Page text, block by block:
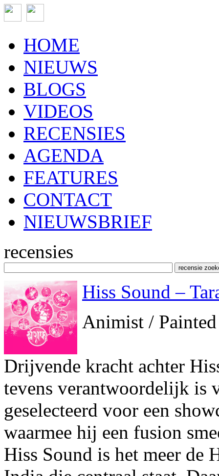
HOME
NIEUWS
BLOGS
VIDEOS
RECENSIES
AGENDA
FEATURES
CONTACT
NIEUWSBRIEF
recensies
Hiss Sound –
Animist /
Drijvende kracht achter
tevens verantwoordelijk is
geselecteerd voor een
waarmee hij een fusion
Hiss Sound is het meer de